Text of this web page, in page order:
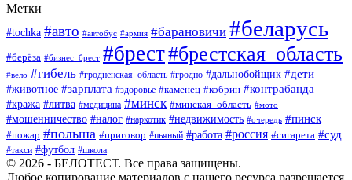
Метки
#tochka #авто #автобус #армия #барановичи #беларусь
#берёза #бизнес_брест #брест#брестская_область
#вело #гибель #гродненская_область #гродно #дальнобойщик #дети
#животное #зарплата #здоровье #каменец #кобрин #контрабанда
#кража #литва #медицина #минск #минская_область #мото
#мошенничество #налог #наркотик #недвижимость #очередь #пинск
#пожар #польша #приговор #пьяный #работа #россия #сигарета #суд
#такси #футбол #школа
© 2026 - БЕЛОТЕСТ. Все права защищены.
Любое копирование материалов с нашего ресурса разрешается